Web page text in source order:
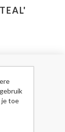
je toe